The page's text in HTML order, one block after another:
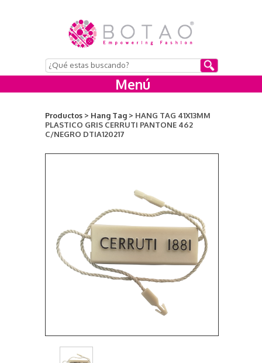
Menú
Productos > Hang Tag > HANG TAG 41X13MM
PLASTICO GRIS CERRUTI PANTONE 462
C/NEGRO DTIA120217